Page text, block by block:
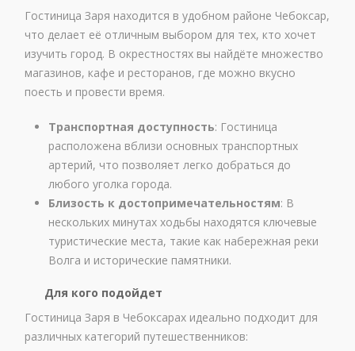
Гостиница Заря находится в удобном районе Чебоксар,
что делает её отличным выбором для тех, кто хочет
изучить город. В окрестностях вы найдёте множество
магазинов, кафе и ресторанов, где можно вкусно
поесть и провести время.
Транспортная доступность: Гостиница
расположена вблизи основных транспортных
артерий, что позволяет легко добраться до
любого уголка города.
Близость к достопримечательностям: В
нескольких минутах ходьбы находятся ключевые
туристические места, такие как набережная реки
Волга и исторические памятники.
Для кого подойдет
Гостиница Заря в Чебоксарах идеально подходит для
различных категорий путешественников: